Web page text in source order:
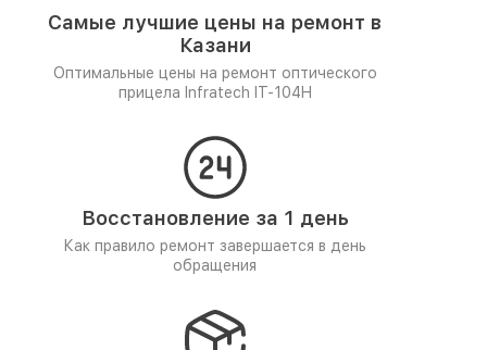
Самые лучшие цены на ремонт в
Казани
Оптимальные цены на ремонт оптического
прицела Infratech IT-104H
Восстановление за 1 день
Как правило ремонт завершается в день
обращения